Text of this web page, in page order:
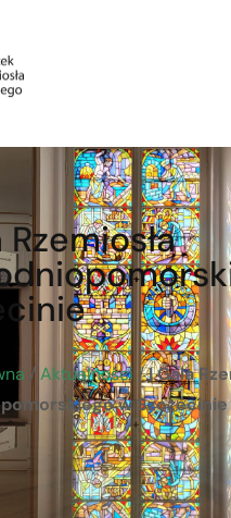
/ Aktualności /I Gala
w Szczecinie